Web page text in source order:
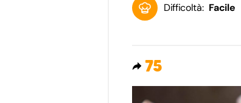
Difficoltà: Facile
75